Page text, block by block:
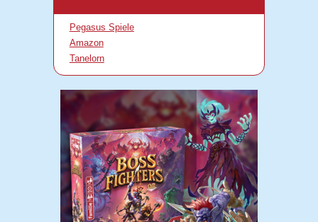
Pegasus Spiele
Amazon
Tanelorn